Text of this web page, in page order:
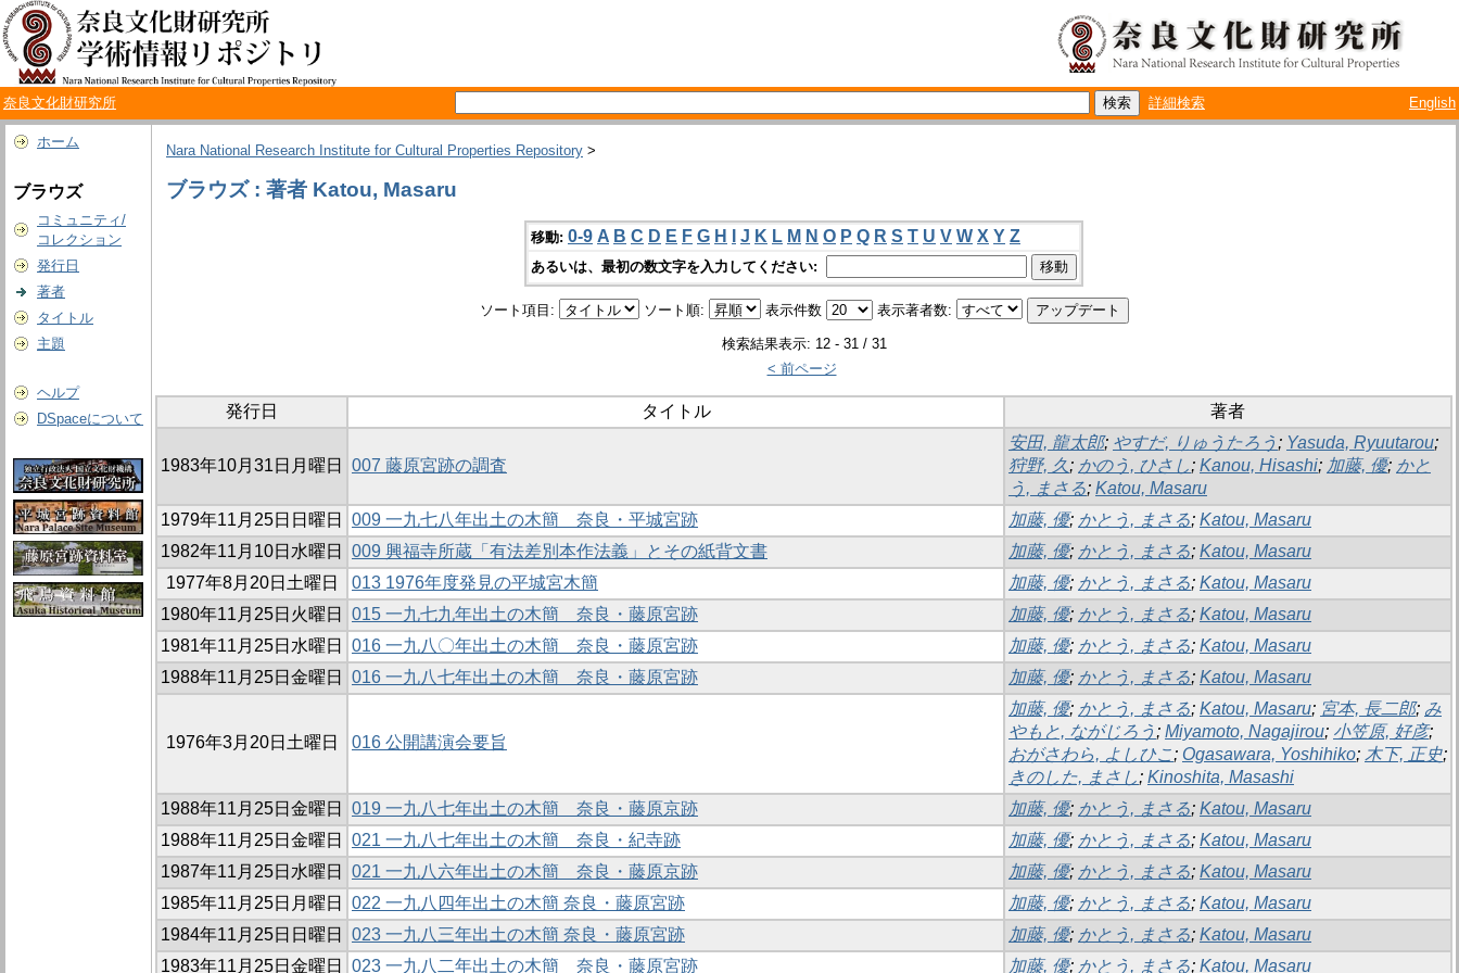
奈良文化財研究所 詳細検索 English
ホーム
ブラウズ
コミュニティ/
コレクション
発行日
著者
タイトル
主題
ヘルプ
DSpaceについて
Nara National Research Institute for Cultural Properties Repository >
ブラウズ : 著者 Katou, Masaru
移動: 0-9 A B C D E F G H J K L M N O P Q R S T U V W X Y Z
あるいは、最初の数文字を入力してください:
ソート項目: ソート順: 表示件数 表示著者数:
検索結果表示: 12 - 31 / 31
< 前ページ
発行日 タイトル 著者
1983年10月31日月曜日 007 藤原宮跡の調査
安田, 龍太郎; やすだ, りゅうたろう ; Yasuda, Ryuutarou;
狩野, 久; かのう, ひさし; Kanou, Hisashi; 加藤, 優; かと
う, まさる; Katou, Masaru
1979年11月25日日曜日
009 一九七八年出土の木簡 奈良・平城宮跡 加藤, 優; かとう, まさる; Katou, Masaru
1982年11月10日水曜日
009 興福寺所蔵「有法差別本作法義」とその紙背文書 加藤, 優; かとう, まさる; Katou, Masaru
1977年8月20日土曜日
013 1976年度発見の平城宮木簡 加藤, 優; かとう, まさる; Katou, Masaru
1980年11月25日火曜日
015 一九七九年出土の木簡 奈良・藤原宮跡 加藤, 優; かとう, まさる; Katou, Masaru
1981年11月25日水曜日
016 一九八〇年出土の木簡 奈良・藤原宮跡 加藤, 優; かとう, まさる; Katou, Masaru
1988年11月25日金曜日
016 一九八七年出土の木簡 奈良・藤原宮跡 加藤, 優; かとう, まさる; Katou, Masaru
1976年3月20日土曜日 016 公開講演会要旨
加藤, 優; かとう, まさる; Katou, Masaru; 宮本, 長二郎; み
やもと, ながじろう ; Miyamoto, Nagajirou; 小笠原, 好彦;
おがさわら, よしひこ; Ogasawara, Yoshihiko; 木下, 正史;
きのした, まさし; Kinoshita, Masashi
1988年11月25日金曜日
019 一九八七年出土の木簡 奈良・藤原京跡 加藤, 優; かとう, まさる; Katou, Masaru
1988年11月25日金曜日
021 一九八七年出土の木簡 奈良・紀寺跡 加藤, 優; かとう, まさる; Katou, Masaru
1987年11月25日水曜日
021 一九八六年出土の木簡 奈良・藤原京跡 加藤, 優; かとう, まさる; Katou, Masaru
1985年11月25日月曜日
022 一九八四年出土の木簡 奈良・藤原宮跡 加藤, 優; かとう, まさる; Katou, Masaru
1984年11月25日日曜日
023 一九八三年出土の木簡 奈良・藤原宮跡 加藤, 優; かとう, まさる; Katou, Masaru
1983年11月25日金曜日
023 一九八二年出土の木簡 奈良・藤原宮跡 加藤, 優; かとう, まさる; Katou, Masaru